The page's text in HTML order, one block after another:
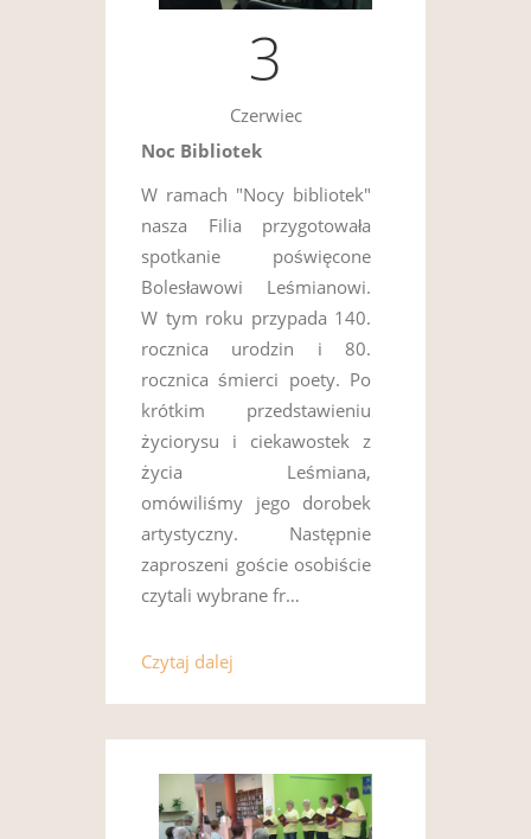
3
Czerwiec
Noc Bibliotek
W ramach "Nocy bibliotek"
nasza Filia przygotowała
spotkanie poświęcone
Bolesławowi Leśmianowi.
W tym roku przypada 140.
rocznica urodzin i 80.
rocznica śmierci poety. Po
krótkim przedstawieniu
życiorysu i ciekawostek z
życia Leśmiana,
omówiliśmy jego dorobek
artystyczny. Następnie
zaproszeni goście osobiście
czytali wybrane fr…
Czytaj dalej